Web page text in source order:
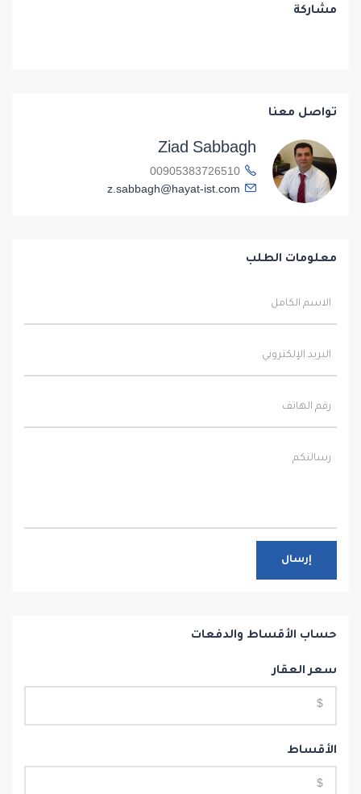
مشاركة
تواصل معنا
Ziad Sabbagh
z.sabbagh@hayat-ist.com
معلومات الطلب
إرسال
حساب الأقساط والدفعات
سعر العقار
الأقساط